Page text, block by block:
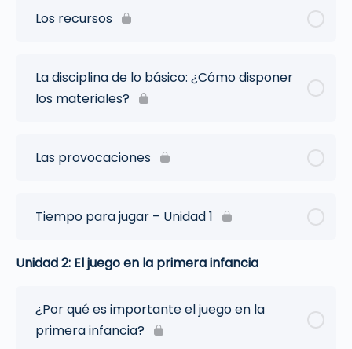
Los recursos
La disciplina de lo básico: ¿Cómo disponer
los materiales?
Las provocaciones
Tiempo para jugar – Unidad 1
Unidad 2: El juego en la primera infancia
¿Por qué es importante el juego en la
primera infancia?